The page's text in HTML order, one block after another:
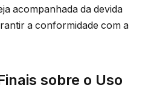
acompanhada da devida
a conformidade com a
sobre o Uso